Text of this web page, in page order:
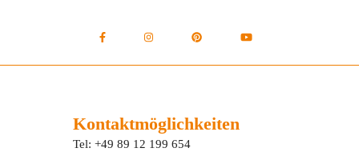
Kontaktmöglichkeiten
Tel: +49 89 12 199 654